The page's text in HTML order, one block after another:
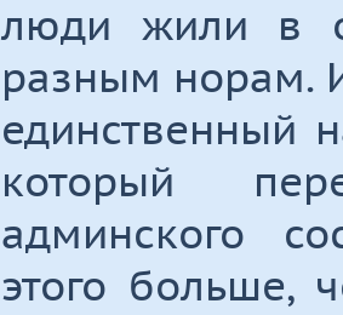
люди жили в
разным норам.
единственный
который
админского
этого больше,